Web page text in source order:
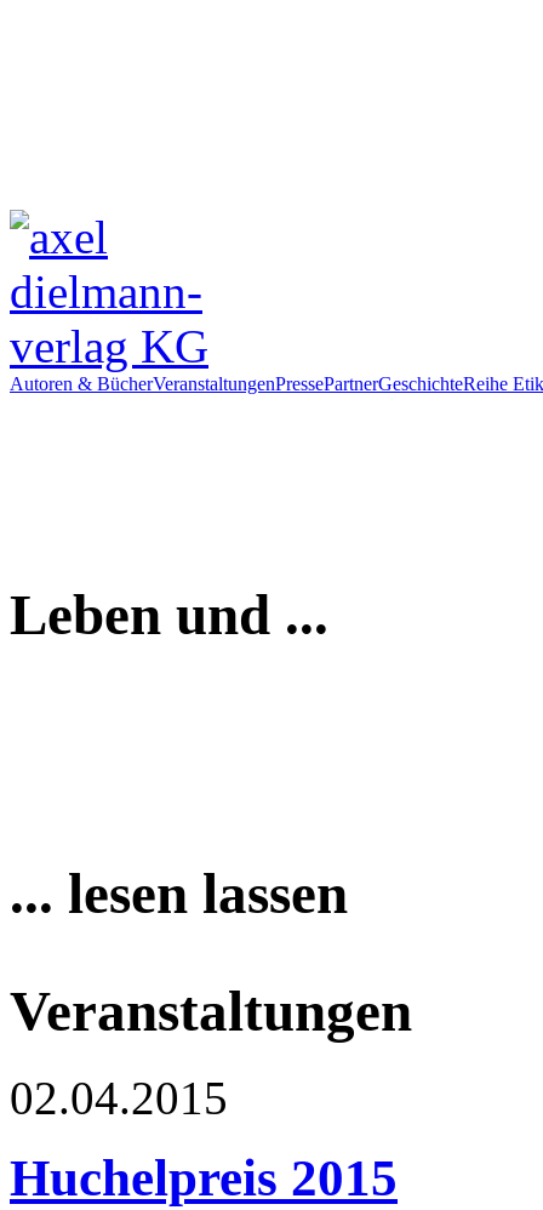
Autoren & BücherVeranstaltungenPressePartnerGeschichteReihe
Leben und ...
... lesen lassen
Veranstaltungen
02.04.2015
Huchelpreis 2015